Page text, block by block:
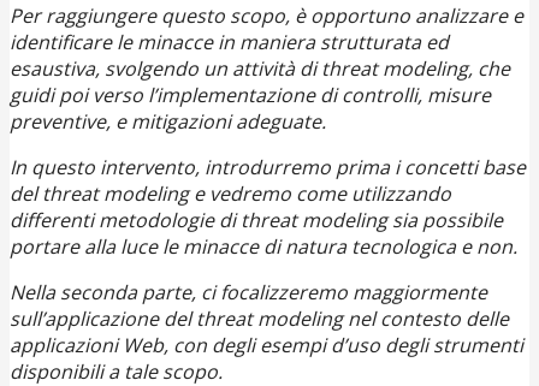
Per raggiungere questo scopo, è opportuno analizzare e
identificare le minacce in maniera strutturata ed
esaustiva, svolgendo un attività di threat modeling, che
guidi poi verso l’implementazione di controlli, misure
preventive, e mitigazioni adeguate.
In questo intervento, introdurremo prima i concetti base
del threat modeling e vedremo come utilizzando
differenti metodologie di threat modeling sia possibile
portare alla luce le minacce di natura tecnologica e non.
Nella seconda parte, ci focalizzeremo maggiormente
sull’applicazione del threat modeling nel contesto delle
applicazioni Web, con degli esempi d’uso degli strumenti
disponibili a tale scopo.